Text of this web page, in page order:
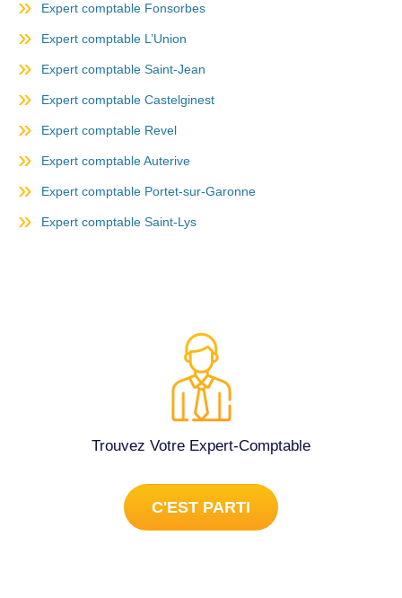
Expert comptable Fonsorbes
Expert comptable L’Union
Expert comptable Saint-Jean
Expert comptable Castelginest
Expert comptable Revel
Expert comptable Auterive
Expert comptable Portet-sur-Garonne
Expert comptable Saint-Lys
Trouvez Votre Expert-Comptable
C'EST PARTI